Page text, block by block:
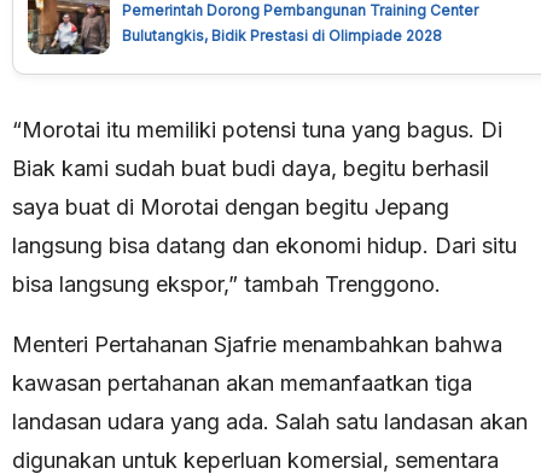
Pemerintah Dorong Pembangunan Training Center
Bulutangkis, Bidik Prestasi di Olimpiade 2028
“Morotai itu memiliki potensi tuna yang bagus. Di
Biak kami sudah buat budi daya, begitu berhasil
saya buat di Morotai dengan begitu Jepang
langsung bisa datang dan ekonomi hidup. Dari situ
bisa langsung ekspor,” tambah Trenggono.
Menteri Pertahanan Sjafrie menambahkan bahwa
kawasan pertahanan akan memanfaatkan tiga
landasan udara yang ada. Salah satu landasan akan
digunakan untuk keperluan komersial, sementara